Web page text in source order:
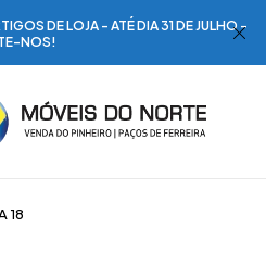
DE LOJA - ATÉ DIA 31 DE JULHO -
NOS!
18